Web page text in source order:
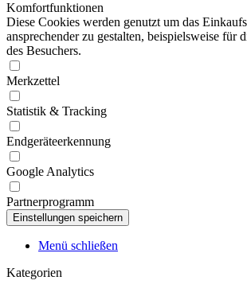
Komfortfunktionen
Diese Cookies werden genutzt um das
ansprechender zu gestalten, beispielsweise für
des Besuchers.
Merkzettel
Statistik & Tracking
Endgeräteerkennung
Google Analytics
Partnerprogramm
Menü schließen
Kategorien